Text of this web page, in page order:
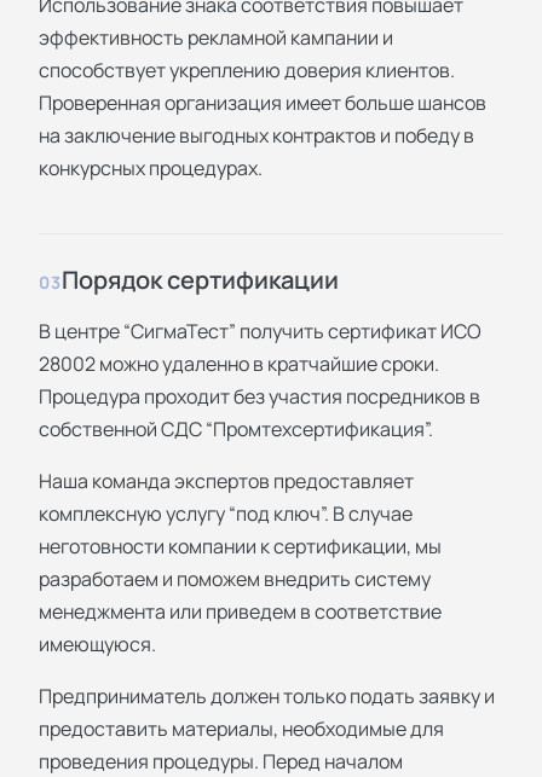
эффективность рекламной кампании и
способствует укреплению доверия клиентов.
Проверенная организация имеет больше шансов
на заключение выгодных контрактов и победу в
конкурсных процедурах.
03Порядок сертификации
В центре “СигмаТест” получить сертификат ИСО
28002 можно удаленно в кратчайшие сроки.
Процедура проходит без участия посредников в
собственной СДС “Промтехсертификация”.
Наша команда экспертов предоставляет
комплексную услугу “под ключ”. В случае
неготовности компании к сертификации, мы
разработаем и поможем внедрить систему
менеджмента или приведем в соответствие
имеющуюся.
Предприниматель должен только подать заявку и
предоставить материалы, необходимые для
проведения процедуры. Перед началом